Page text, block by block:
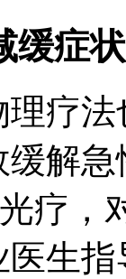
缓症状
疗
解
疗，
生